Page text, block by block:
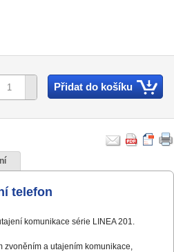
Přidat do košíku
telefon
komunikace série LINEA 201.
zvoněním a utajením komunikace,